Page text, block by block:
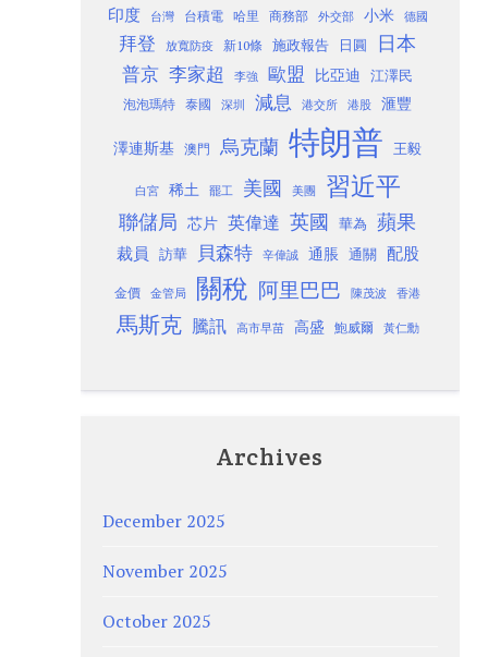
印度
台灣 台積電 哈里 商務部 外交部 小米 德國
拜登 放寬防疫 新10條 施政報告 日圓 日本
普京 李家超 李強 歐盟 比亞迪 江澤民
泡泡瑪特 泰國 深圳 減息 港交所 港股 滙豐
澤連斯基 澳門 烏克蘭 特朗普 王毅
白宮 稀土 罷工 美國 美團 習近平
聯儲局 芯片 英偉達 英國 華為 蘋果
裁員 訪華 貝森特 辛偉誠 通脹 通關 配股
金價 金管局 關稅 阿里巴巴 陳茂波 香港
馬斯克 騰訊 高市早苗 高盛 鮑威爾 黃仁勳
Archives
December 2025
November 2025
October 2025